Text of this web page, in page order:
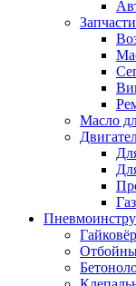
Масло